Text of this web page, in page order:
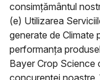
consimțământul
(e) Utilizarea
generate de Climate
performanța
Bayer Crop Science
concurenței